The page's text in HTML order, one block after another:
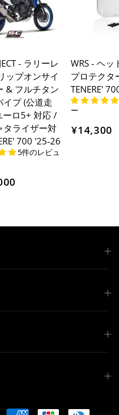
- ラリーレ
ップオンサイ
& フルチタン
イプ (公道走
ーロ5+ 対応 /
タライザー対
700 '25-26
5件のレビュ
WRS - ヘッ
プロテクタ
TENERE'
ー
¥14,300